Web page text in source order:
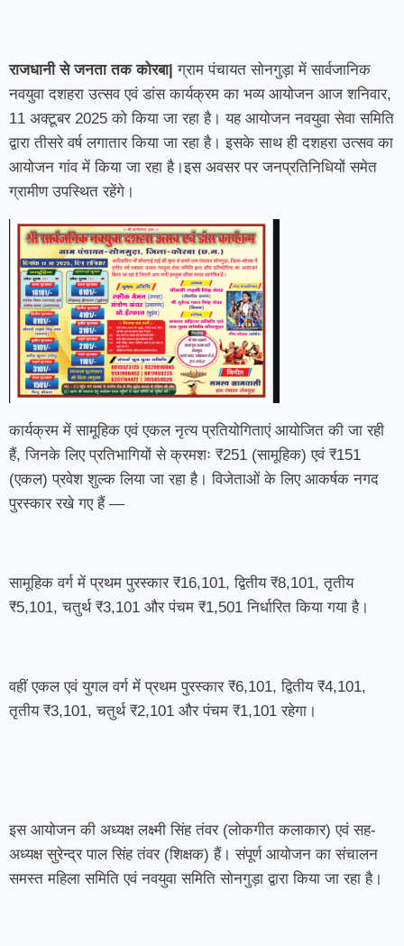
राजधानी से जनता तक कोरबा|ग्राम पंचायत सोनगुड़ा में सार्वजानिक
नवयुवा दशहरा उत्सव एवं डांस कार्यक्रम का भव्य आयोजन आज शनिवार,
11 अक्टूबर 2025 को किया जा रहा है। यह आयोजन नवयुवा सेवा समिति
द्वारा तीसरे वर्ष लगातार किया जा रहा है। इसके साथ ही दशहरा उत्सव का
आयोजन गांव में किया जा रहा है।इस अवसर पर जनप्रतिनिधियों समेत
ग्रामीण उपस्थित रहेंगे।
कार्यक्रम में सामूहिक एवं एकल नृत्य प्रतियोगिताएं आयोजित की जा रही
हैं, जिनके लिए प्रतिभागियों से क्रमशः ₹251 (सामूहिक) एवं ₹151
(एकल) प्रवेश शुल्क लिया जा रहा है। विजेताओं के लिए आकर्षक नगद
पुरस्कार रखे गए हैं —
सामूहिक वर्ग में प्रथम पुरस्कार ₹16,101, द्वितीय ₹8,101, तृतीय
₹5,101, चतुर्थ ₹3,101 और पंचम ₹1,501 निर्धारित किया गया है।
वहीं एकल एवं युगल वर्ग में प्रथम पुरस्कार ₹6,101, द्वितीय ₹4,101,
तृतीय ₹3,101, चतुर्थ ₹2,101 और पंचम ₹1,101 रहेगा।
इस आयोजन की अध्यक्ष लक्ष्मी सिंह तंवर (लोकगीत कलाकार) एवं सह-
अध्यक्ष सुरेन्द्र पाल सिंह तंवर (शिक्षक) हैं। संपूर्ण आयोजन का संचालन
समस्त महिला समिति एवं नवयुवा समिति सोनगुड़ा द्वारा किया जा रहा है।